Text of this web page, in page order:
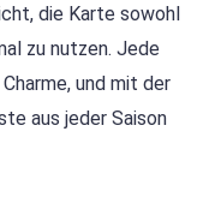
die Karte sowohl
zu nutzen. Jede
und mit der
aus jeder Saison